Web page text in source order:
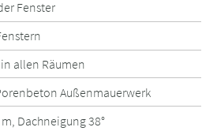
Fenster
allen Räumen
Außenmauerwerk
Dachneigung 38°